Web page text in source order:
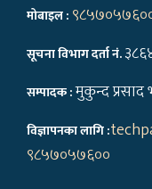
मोबाइल :
सूचना विभाग दर्ता नं.
सम्पादक :मुकुन्द प्रसाद
विज्ञापनका लागि :
९८५७०५७६००